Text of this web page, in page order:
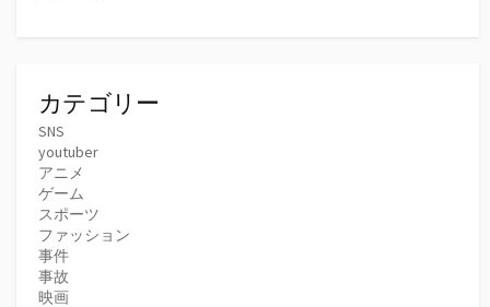
カテゴリー
SNS
youtuber
アニメ
ゲーム
スポーツ
ファッション
事件
事故
映画